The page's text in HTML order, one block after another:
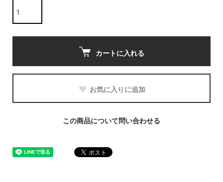
カートに入れる
お気に入りに追加
この商品について問い合わせる